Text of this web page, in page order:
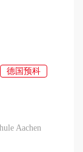
德国预科
Aachen